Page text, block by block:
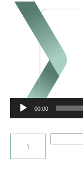
Video
Player
00:00